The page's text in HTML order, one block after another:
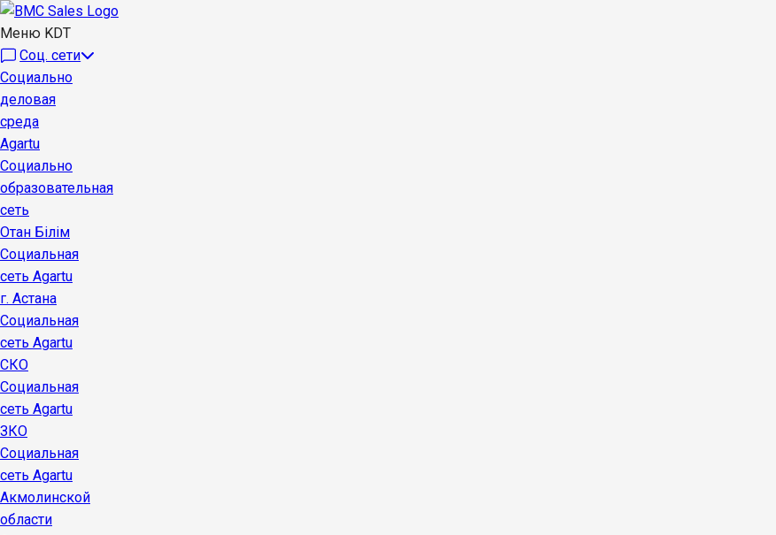
Меню KDT
Соц. сети
Социально
деловая
среда
Agartu
Социально
образовательная
сеть
Отан Бiлiм
Социальная
сеть Agartu
г. Астана
Социальная
сеть Agartu
СКО
Социальная
сеть Agartu
ЗКО
Социальная
сеть Agartu
Акмолинской
области